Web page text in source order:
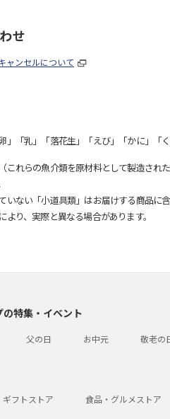
せ
ャンセルについて
」「乳」「落花生」「えび」「かに」「
れらの魚介類を原材料として製造され
ない「小道具類」はお届けする商品に含
り、実際と異なる場合があります。
特集・イベント
父の日 お中元 敬老の
ギフトストア 食品・グルメストア